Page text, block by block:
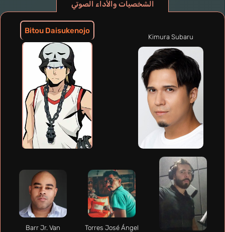
الشخصيات والأداء الصوتي
Bitou Daisukenojo
Kimura Subaru
Torres José Ángel
Barr Jr. Van